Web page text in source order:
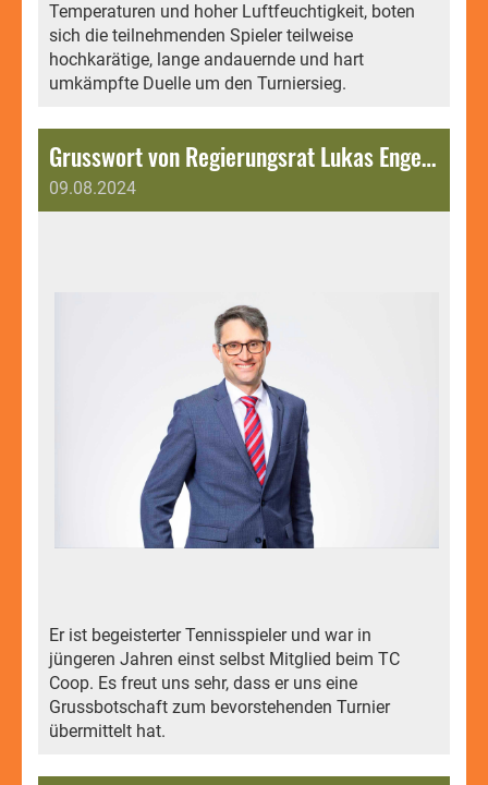
Temperaturen und hoher Luftfeuchtigkeit, boten
sich die teilnehmenden Spieler teilweise
hochkarätige, lange andauernde und hart
umkämpfte Duelle um den Turniersieg.
Grusswort von Regierungsrat Lukas Engelberger zum 4. ITF Muttenz Open M25.
09.08.2024
Er ist begeisterter Tennisspieler und war in
jüngeren Jahren einst selbst Mitglied beim TC
Coop. Es freut uns sehr, dass er uns eine
Grussbotschaft zum bevorstehenden Turnier
übermittelt hat.